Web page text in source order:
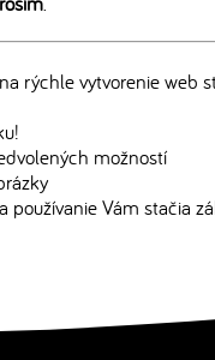
rýchle vytvorenie web
možností
používanie Vám stačia